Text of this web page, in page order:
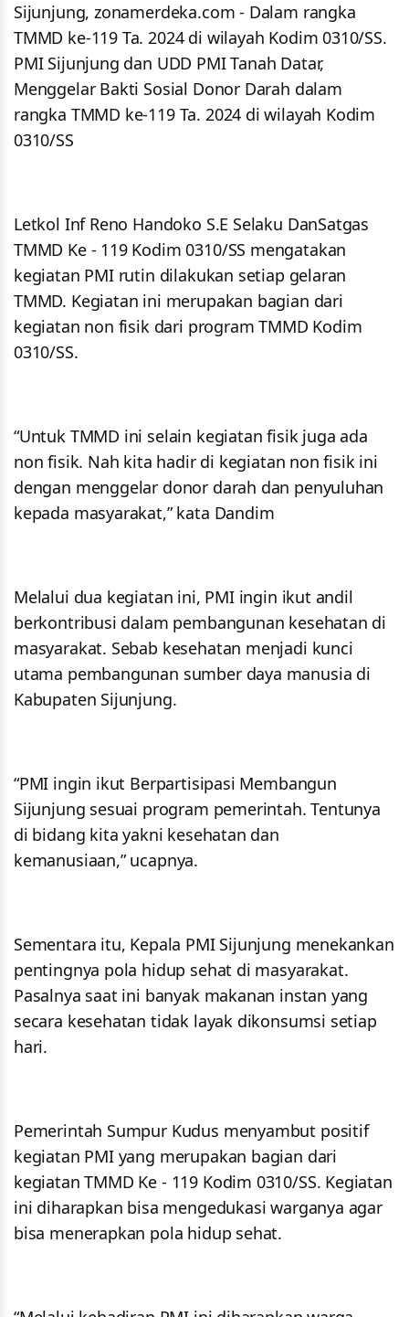
Sijunjung, zonamerdeka.com - Dalam rangka
TMMD ke-119 Ta. 2024 di wilayah Kodim 0310/SS.
PMI Sijunjung dan UDD PMI Tanah Datar,
Menggelar Bakti Sosial Donor Darah dalam
rangka TMMD ke-119 Ta. 2024 di wilayah Kodim
0310/SS
Letkol Inf Reno Handoko S.E Selaku DanSatgas
TMMD Ke - 119 Kodim 0310/SS mengatakan
kegiatan PMI rutin dilakukan setiap gelaran
TMMD. Kegiatan ini merupakan bagian dari
kegiatan non fisik dari program TMMD Kodim
0310/SS.
“Untuk TMMD ini selain kegiatan fisik juga ada
non fisik. Nah kita hadir di kegiatan non fisik ini
dengan menggelar donor darah dan penyuluhan
kepada masyarakat,” kata Dandim
Melalui dua kegiatan ini, PMI ingin ikut andil
berkontribusi dalam pembangunan kesehatan di
masyarakat. Sebab kesehatan menjadi kunci
utama pembangunan sumber daya manusia di
Kabupaten Sijunjung.
“PMI ingin ikut Berpartisipasi Membangun
Sijunjung sesuai program pemerintah. Tentunya
di bidang kita yakni kesehatan dan
kemanusiaan,” ucapnya.
Sementara itu, Kepala PMI Sijunjung menekankan
pentingnya pola hidup sehat di masyarakat.
Pasalnya saat ini banyak makanan instan yang
secara kesehatan tidak layak dikonsumsi setiap
hari.
Pemerintah Sumpur Kudus menyambut positif
kegiatan PMI yang merupakan bagian dari
kegiatan TMMD Ke - 119 Kodim 0310/SS. Kegiatan
ini diharapkan bisa mengedukasi warganya agar
bisa menerapkan pola hidup sehat.